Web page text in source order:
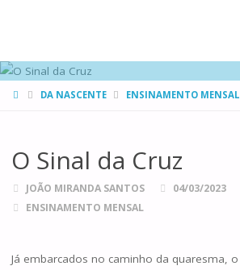
HOMEDA NASCENTE ENSINAMENTO MENSAL
O Sinal da Cruz
JOÃO MIRANDA SANTOS
04/03/2023
ENSINAMENTO MENSAL
Já embarcados no caminho da quaresma, o